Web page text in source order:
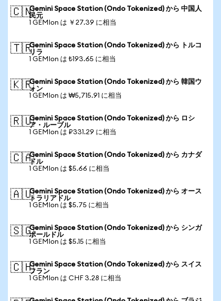
🇨🇳Gemini Space Station (Ondo Tokenized) から 中国人
民元
1 GEMIon は ￥27.39 に相当
🇹🇷Gemini Space Station (Ondo Tokenized) から トルコ
リラ
1 GEMIon は ₺193.65 に相当
🇰🇷Gemini Space Station (Ondo Tokenized) から 韓国ウ
ォン
1 GEMIon は ₩5,715.91 に相当
🇷🇺Gemini Space Station (Ondo Tokenized) から ロシ
ア・ルーブル
1 GEMIon は ₽331.29 に相当
🇨🇦Gemini Space Station (Ondo Tokenized) から カナダ
ドル
1 GEMIon は $5.66 に相当
🇦🇺Gemini Space Station (Ondo Tokenized) から オース
トラリアドル
1 GEMIon は $5.75 に相当
🇸🇬Gemini Space Station (Ondo Tokenized) から シンガ
ポールドル
1 GEMIon は $5.15 に相当
🇨🇭Gemini Space Station (Ondo Tokenized) から スイス
フラン
1 GEMIon は CHF 3.28 に相当